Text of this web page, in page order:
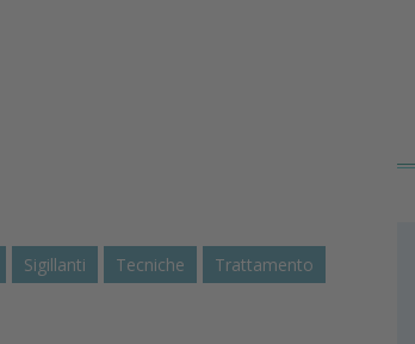
Sigillanti Tecniche Trattamento